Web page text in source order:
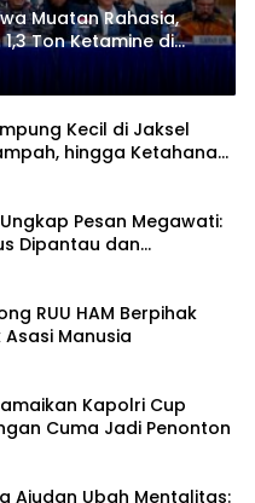
Muatan Rahasia,
Ton Ketamine di
Kecil di Jaksel
hingga Ketahanan
Pesan Megawati:
Dipantau dan
RUU HAM Berpihak
Manusia
Kapolri Cup
Cuma Jadi Penonton
Ajudan Ubah Mentalitas: